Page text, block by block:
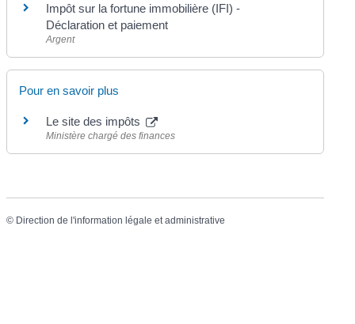
Impôt sur la fortune immobilière (IFI) -
Déclaration et paiement
Argent
Pour en savoir plus
Le site des impôts
Ministère chargé des finances
© Direction de l'information légale et administrative